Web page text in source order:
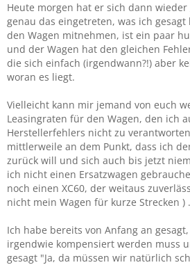
Heute morgen hat er sich dann
genau das eingetreten, was ich
den Wagen mitnehmen, ist ein paar
und der Wagen hat den gleichen
die sich einfach (irgendwann?!) aber
woran es liegt.
Vielleicht kann mir jemand von euch
Leasingraten für den Wagen, den ich
Herstellerfehlers nicht zu
mittlerweile an dem Punkt, dass ich
zurück will und sich auch bis jetzt
ich nicht einen Ersatzwagen
noch einen XC60, der weitaus
nicht mein Wagen für kurze Strecken ) .
Ich habe bereits von Anfang an
irgendwie kompensiert werden muss
gesagt "Ja, da müssen wir natürlich